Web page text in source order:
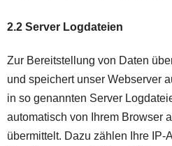
2.2 Server Logdateien
Zur Bereitstellung von Daten
und speichert unser Webserver
in so genannten Server
automatisch von Ihrem Browser
übermittelt. Dazu zählen Ihre IP-